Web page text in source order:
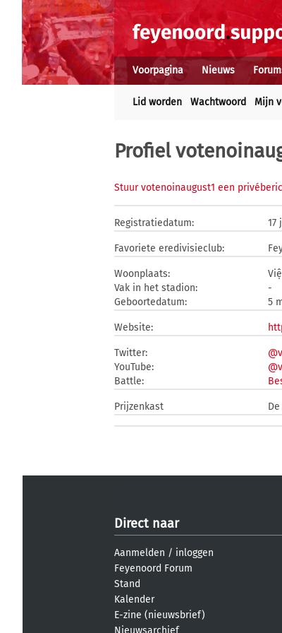
Voorpagina Nieuws
Lid worden Wachtwoord Mijn
Profiel
Stuur votenoinaugust1 een
Registratiedatum: 17
Favoriete eredivisieclub:
Woonplaats:
Vak in het stadion:
-
Geboortedatum:
5
Website:
Twitter:
YouTube:
Battle:
Prijzenkast
Direct naar
Aanmelden / inloggen
Feyenoord Forum
Stand
Kalender
E-zine (nieuwsbrief)
Nieuwsarchief